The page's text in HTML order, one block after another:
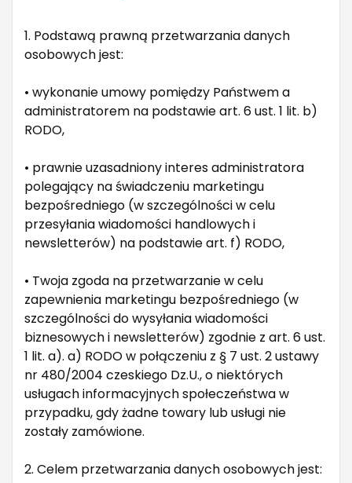
1. Podstawą prawną przetwarzania danych
osobowych jest:
• wykonanie umowy pomiędzy Państwem a
administratorem na podstawie art. 6 ust. 1 lit. b)
RODO,
• prawnie uzasadniony interes administratora
polegający na świadczeniu marketingu
bezpośredniego (w szczególności w celu
przesyłania wiadomości handlowych i
newsletterów) na podstawie art. f) RODO,
• Twoja zgoda na przetwarzanie w celu
zapewnienia marketingu bezpośredniego (w
szczególności do wysyłania wiadomości
biznesowych i newsletterów) zgodnie z art. 6 ust.
1 lit. a). a) RODO w połączeniu z § 7 ust. 2 ustawy
nr 480/2004 czeskiego Dz.U., o niektórych
usługach informacyjnych społeczeństwa w
przypadku, gdy żadne towary lub usługi nie
zostały zamówione.
2. Celem przetwarzania danych osobowych jest: